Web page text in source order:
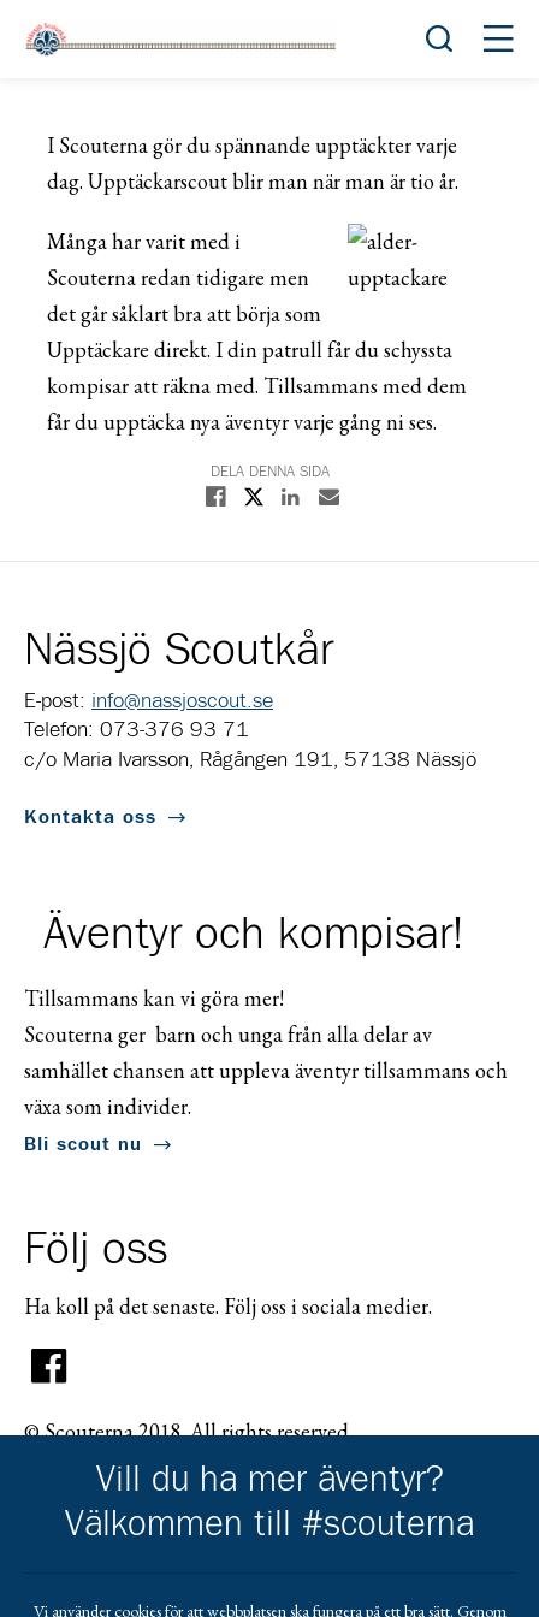
Öppna
I Scouterna gör du spännande upptäckter varje
dag. Upptäckarscout blir man när man är tio år.
Många har varit med i
Scouterna redan tidigare men
det går såklart bra att börja som
Upptäckare direkt. I din patrull får du schyssta
kompisar att räkna med. Tillsammans med dem
får du upptäcka nya äventyr varje gång ni ses.
DELA DENNA SIDA
Dela på Facebook
Dela på XDela på Linkedin
Dela med E-post
Nässjö Scoutkår
E-post: info@nassjoscout.se
Telefon: 073-376 93 71
c/o Maria Ivarsson, Rågången 191, 57138 Nässjö
Kontakta oss
Äventyr och kompisar!
Tillsammans kan vi göra mer!
Scouterna ger barn och unga från alla delar av
samhället chansen att uppleva äventyr tillsammans och
växa som individer.
Bli scout nu
Följ oss
Ha koll på det senaste. Följ oss i sociala medier.
© Scouterna 2018. All rights reserved.
Vill du ha mer äventyr?
Välkommen till #scouterna
Vi använder cookies för att webbplatsen ska fungera på ett bra sätt. Genom